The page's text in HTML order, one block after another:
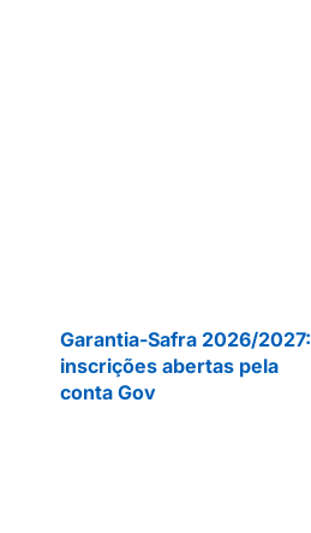
Garantia-Safra 2026/2027:
inscrições abertas pela
conta Gov